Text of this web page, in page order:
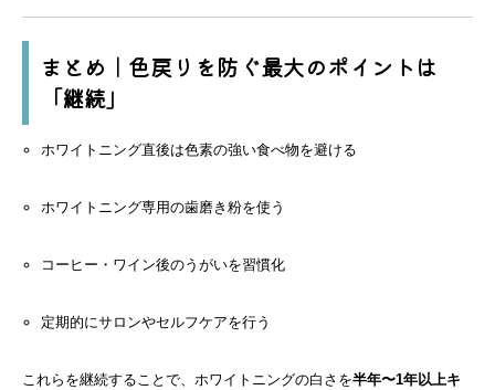
まとめ｜色戻りを防ぐ最大のポイントは
「継続」
ホワイトニング直後は色素の強い食べ物を避ける
ホワイトニング専用の歯磨き粉を使う
コーヒー・ワイン後のうがいを習慣化
定期的にサロンやセルフケアを行う
これらを継続することで、ホワイトニングの白さを半年〜1年以上キ